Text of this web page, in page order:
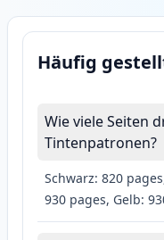
Häufig
Wie viele Seiten
Tintenpatronen?
Schwarz: 820
930 pages, Gelb: